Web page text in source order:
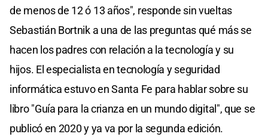
de menos de 12 ó 13 años", responde sin vueltas
Sebastián Bortnik a una de las preguntas qué más se
hacen los padres con relación a la tecnología y su
hijos. El especialista en tecnología y seguridad
informática estuvo en Santa Fe para hablar sobre su
libro "Guía para la crianza en un mundo digital", que se
publicó en 2020 y ya va por la segunda edición.